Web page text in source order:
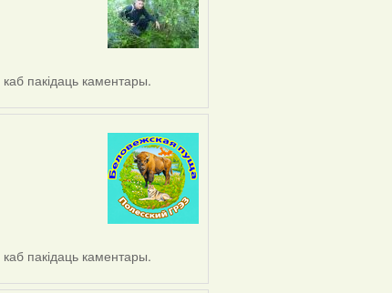
каб пакідаць каментары.
каб пакідаць каментары.